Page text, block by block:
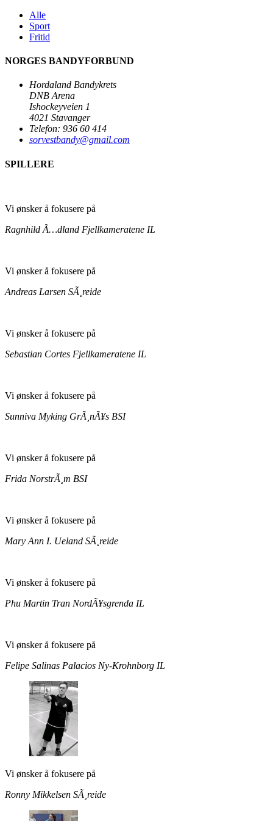
Alle
Sport
Fritid
NORGES BANDYFORBUND
Hordaland Bandykrets
DNB Arena
Ishockeyveien 1
4021 Stavanger
Telefon: 936 60 414
sorvestbandy@gmail.com
SPILLERE
Vi ønsker å fokusere på
Ragnhild Ã…dland Fjellkameratene IL
Vi ønsker å fokusere på
Andreas Larsen SÃ¸reide
Vi ønsker å fokusere på
Sebastian Cortes Fjellkameratene IL
Vi ønsker å fokusere på
Sunniva Myking GrÃ¸nÃ¥s BSI
Vi ønsker å fokusere på
Frida NorstrÃ¸m BSI
Vi ønsker å fokusere på
Mary Ann I. Ueland SÃ¸reide
Vi ønsker å fokusere på
Phu Martin Tran NordÃ¥sgrenda IL
Vi ønsker å fokusere på
Felipe Salinas Palacios Ny-Krohnborg IL
Vi ønsker å fokusere på
Ronny Mikkelsen SÃ¸reide